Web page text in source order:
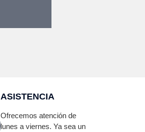
ASISTENCIA
Ofrecemos atención de
lunes a viernes. Ya sea un